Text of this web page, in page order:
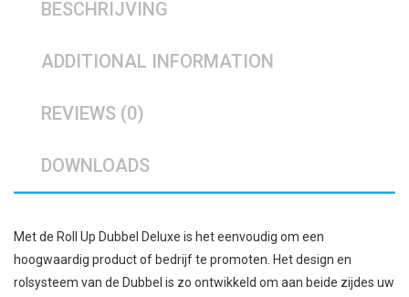
BESCHRIJVING
ADDITIONAL INFORMATION
REVIEWS (0)
DOWNLOADS
Met de Roll Up Dubbel Deluxe is het eenvoudig om een
hoogwaardig product of bedrijf te promoten. Het design en
rolsysteem van de Dubbel is zo ontwikkeld om aan beide zijdes uw